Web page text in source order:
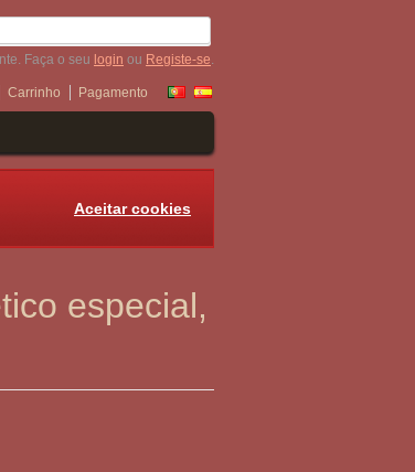
Faça o seu login ou Registe-se.
Carrinho Pagamento
Aceitar cookies
especial,